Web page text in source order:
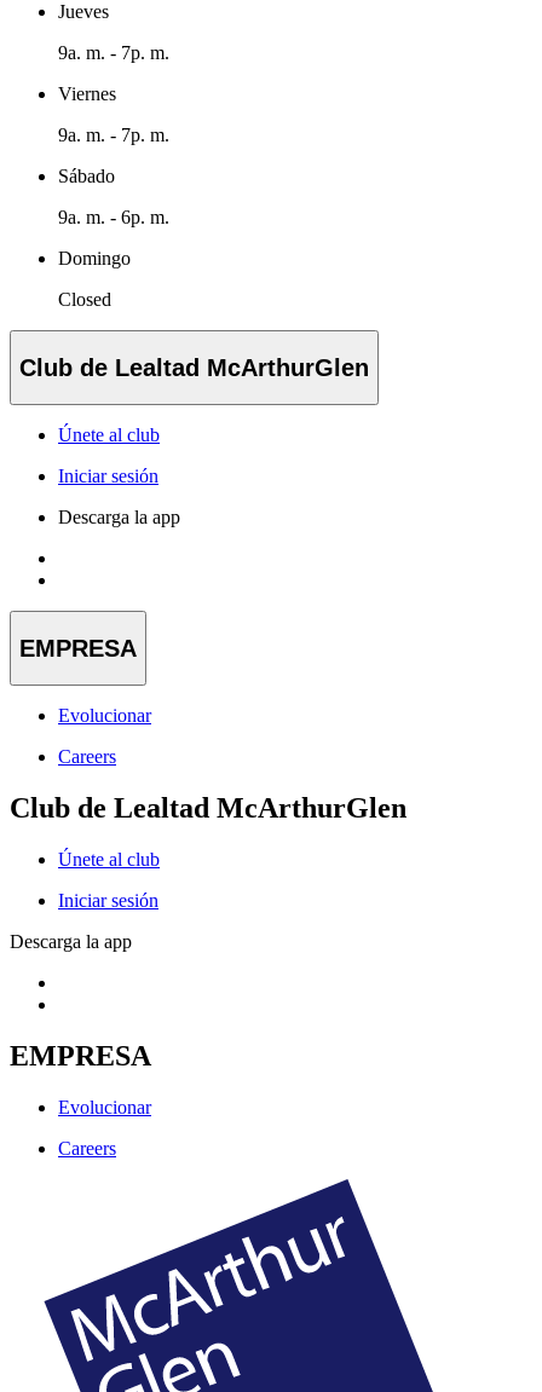
Jueves
9a. m. - 7p. m.
Viernes
9a. m. - 7p. m.
Sábado
9a. m. - 6p. m.
Domingo
Closed
Club de Lealtad McArthurGlen
Únete al club
Iniciar sesión
Descarga la app
EMPRESA
Evolucionar
Careers
Club de Lealtad McArthurGlen
Únete al club
Iniciar sesión
Descarga la app
EMPRESA
Evolucionar
Careers